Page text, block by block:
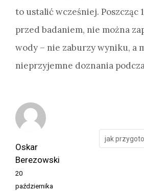
to ustalić wcześniej. Poszcząc
przed badaniem, nie można
wody – nie zaburzy wyniku, a
nieprzyjemne doznania
Oskar
Berezowski
20
października
jak